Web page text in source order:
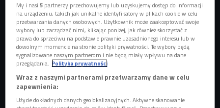
Kadr z filmu "Mentor" Foto: mat.pras./MDAG
Tegorocznym hasłem festiwalu Millenium Docs Against
Gravitysą "Poszukiwania". Z jednej strony odnosi się ono
do pracy twórców i twórczyń, którzy są w nieustannym
poszukiwaniu najlepszych sposobów na opowiadanie o
rzeczywistości. Z drugiej - do festiwalowej publiczności,
która szuka w programie MDAG wiedzy, inspiracji i narzędzi
My i nasi5 partnerzy przechowujemy lub uzyskujemy dostęp do informacji
na urządzeniu, takich jak unikalne identyfikatory w plikach cookie w celu
przetwarzania danych osobowych. Użytkownik może zaakceptować swoje
wybory lub zarządzać nimi, klikając poniżej, jak również skorzystać z
prawa do sprzeciwu na podstawie prawnie uzasadnionego interesu lub w
dowolnym momencie na stronie polityki prywatności. Te wybory będą
sygnalizowane naszym partnerom i nie będą miały wpływu na dane
przeglądania. Polityka prywatności
Wraz z naszymi partnerami przetwarzamy dane w celu
zapewnienia:
Użycie dokładnych danych geolokalizacyjnych. Aktywne skanowanie